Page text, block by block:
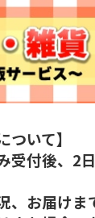
ついて】
受付後、2
、お届けま